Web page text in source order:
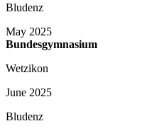
Bludenz
May 2025
Bundesgymnasium
Wetzikon
June 2025
Bludenz